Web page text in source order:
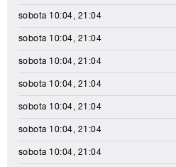
sobota 10:04, 21:04
sobota 10:04, 21:04
sobota 10:04, 21:04
sobota 10:04, 21:04
sobota 10:04, 21:04
sobota 10:04, 21:04
sobota 10:04, 21:04